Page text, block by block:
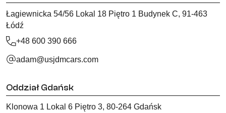
Łagiewnicka 54/56 Lokal 18 Piętro 1 Budynek C, 91-463
Łódź
+48 600 390 666
adam@usjdmcars.com
Oddział Gdańsk
Klonowa 1 Lokal 6 Piętro 3, 80-264 Gdańsk